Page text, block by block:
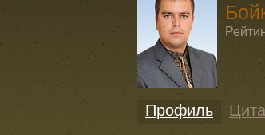
Профиль